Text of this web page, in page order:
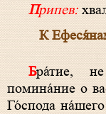
Припев:
К
Бра́тие, не престаю́ благодаря́ о вас,
помина́ние о
Го́спода